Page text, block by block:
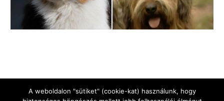
A weboldalon "sütiket" (cookie-kat) használunk, hogy